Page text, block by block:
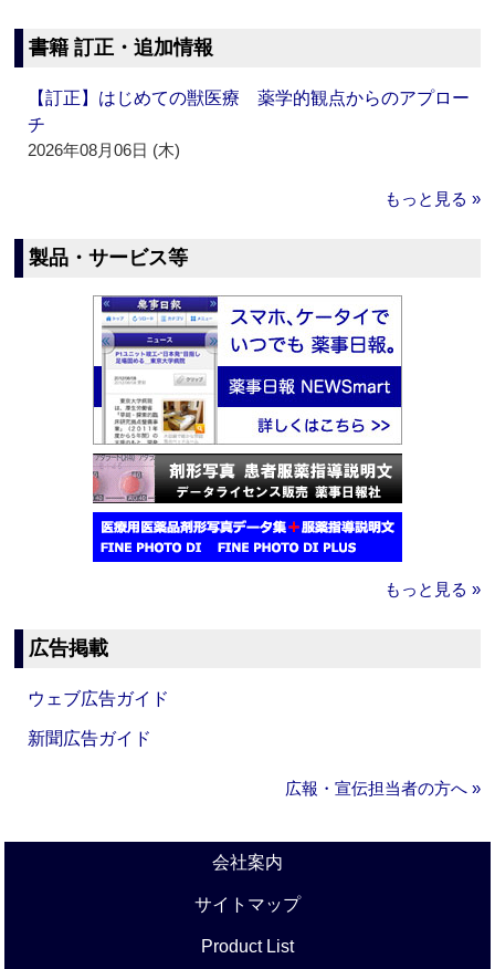
書籍 訂正・追加情報
【訂正】はじめての獣医療 薬学的観点からのアプロー
チ
2026年08月06日 (木)
もっと見る »
製品・サービス等
もっと見る »
広告掲載
ウェブ広告ガイド
新聞広告ガイド
広報・宣伝担当者の方へ »
会社案内
サイトマップ
Product List